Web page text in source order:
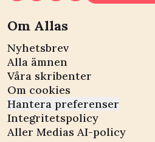
Om Allas
Nyhetsbrev
Alla ämnen
Våra skribenter
Om cookies
Hantera preferenser
Integritetspolicy
Aller Medias AI-policy